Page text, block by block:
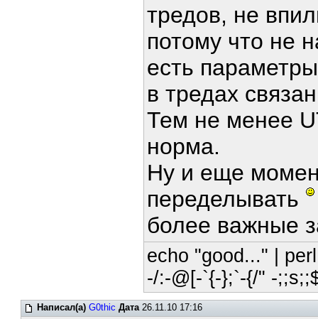
тредов, не
потому что не
есть
в тредах
Тем не менее
норма.
Ну и еще
переделывать
более важные
echo "good..." |
-/:-@[-`{-};`-{/" -
Написал(а) G0thic Дата26.11.10 17:16